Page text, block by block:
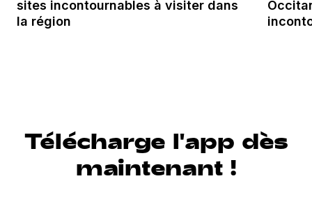
sites incontournables à visiter dans
la région
Télécharge l'app dès
maintenant !